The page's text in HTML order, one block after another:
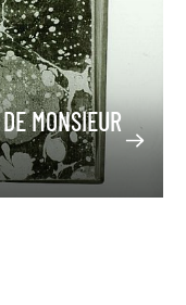
MONSIEUR